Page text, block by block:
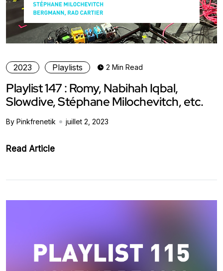
2023 Playlists 2 Min Read
Playlist 147 : Romy, Nabihah Iqbal,
Slowdive, Stéphane Milochevitch, etc.
By Pinkfrenetik juillet 2, 2023
Read Article